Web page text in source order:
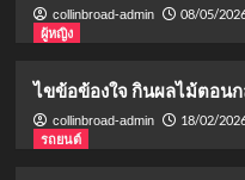
collinbroad-admin
08/05/
ผู้หญิง
ไขข้อข้องใจ กินผลไม้ตอนก
collinbroad-admin
18/02/
รถยนต์